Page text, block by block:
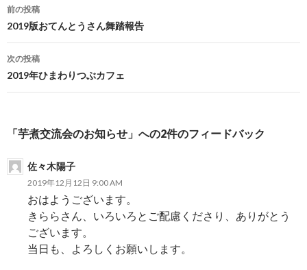
投
稿
ナ
ゲ
シ
前の投稿
2019版おてんとうさん舞踏報告
次の投稿
2019年ひまわりつぶカフェ
「芋煮交流会のお知らせ」への2件のフィードバック
佐々木陽子
2019年12月12日 9:00 AM
おはようございます。
きららさん、いろいろとご配慮くださり、ありがとう
ございます。
当日も、よろしくお願いします。